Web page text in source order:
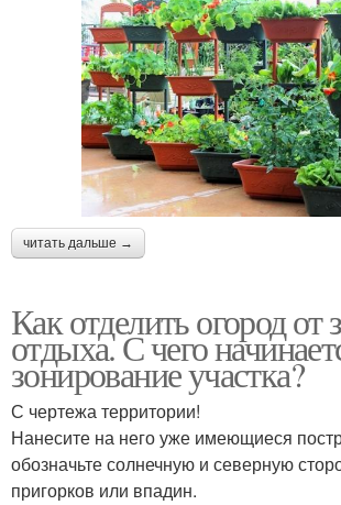
читать дальше →
Как отделить огород от
отдыха. С чего
зонирование участка?
С чертежа территории!
Нанесите на него уже имеющиеся
обозначьте солнечную и северную
пригорков или впадин.